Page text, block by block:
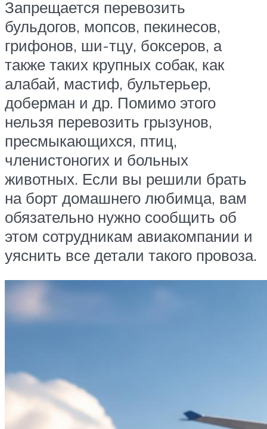
Запрещается перевозить
бульдогов, мопсов, пекинесов,
грифонов, ши-тцу, боксеров, а
также таких крупных собак, как
алабай, мастиф, бультерьер,
доберман и др. Помимо этого
нельзя перевозить грызунов,
пресмыкающихся, птиц,
членистоногих и больных
животных. Если вы решили брать
на борт домашнего любимца, вам
обязательно нужно сообщить об
этом сотрудникам авиакомпании и
уяснить все детали такого провоза.